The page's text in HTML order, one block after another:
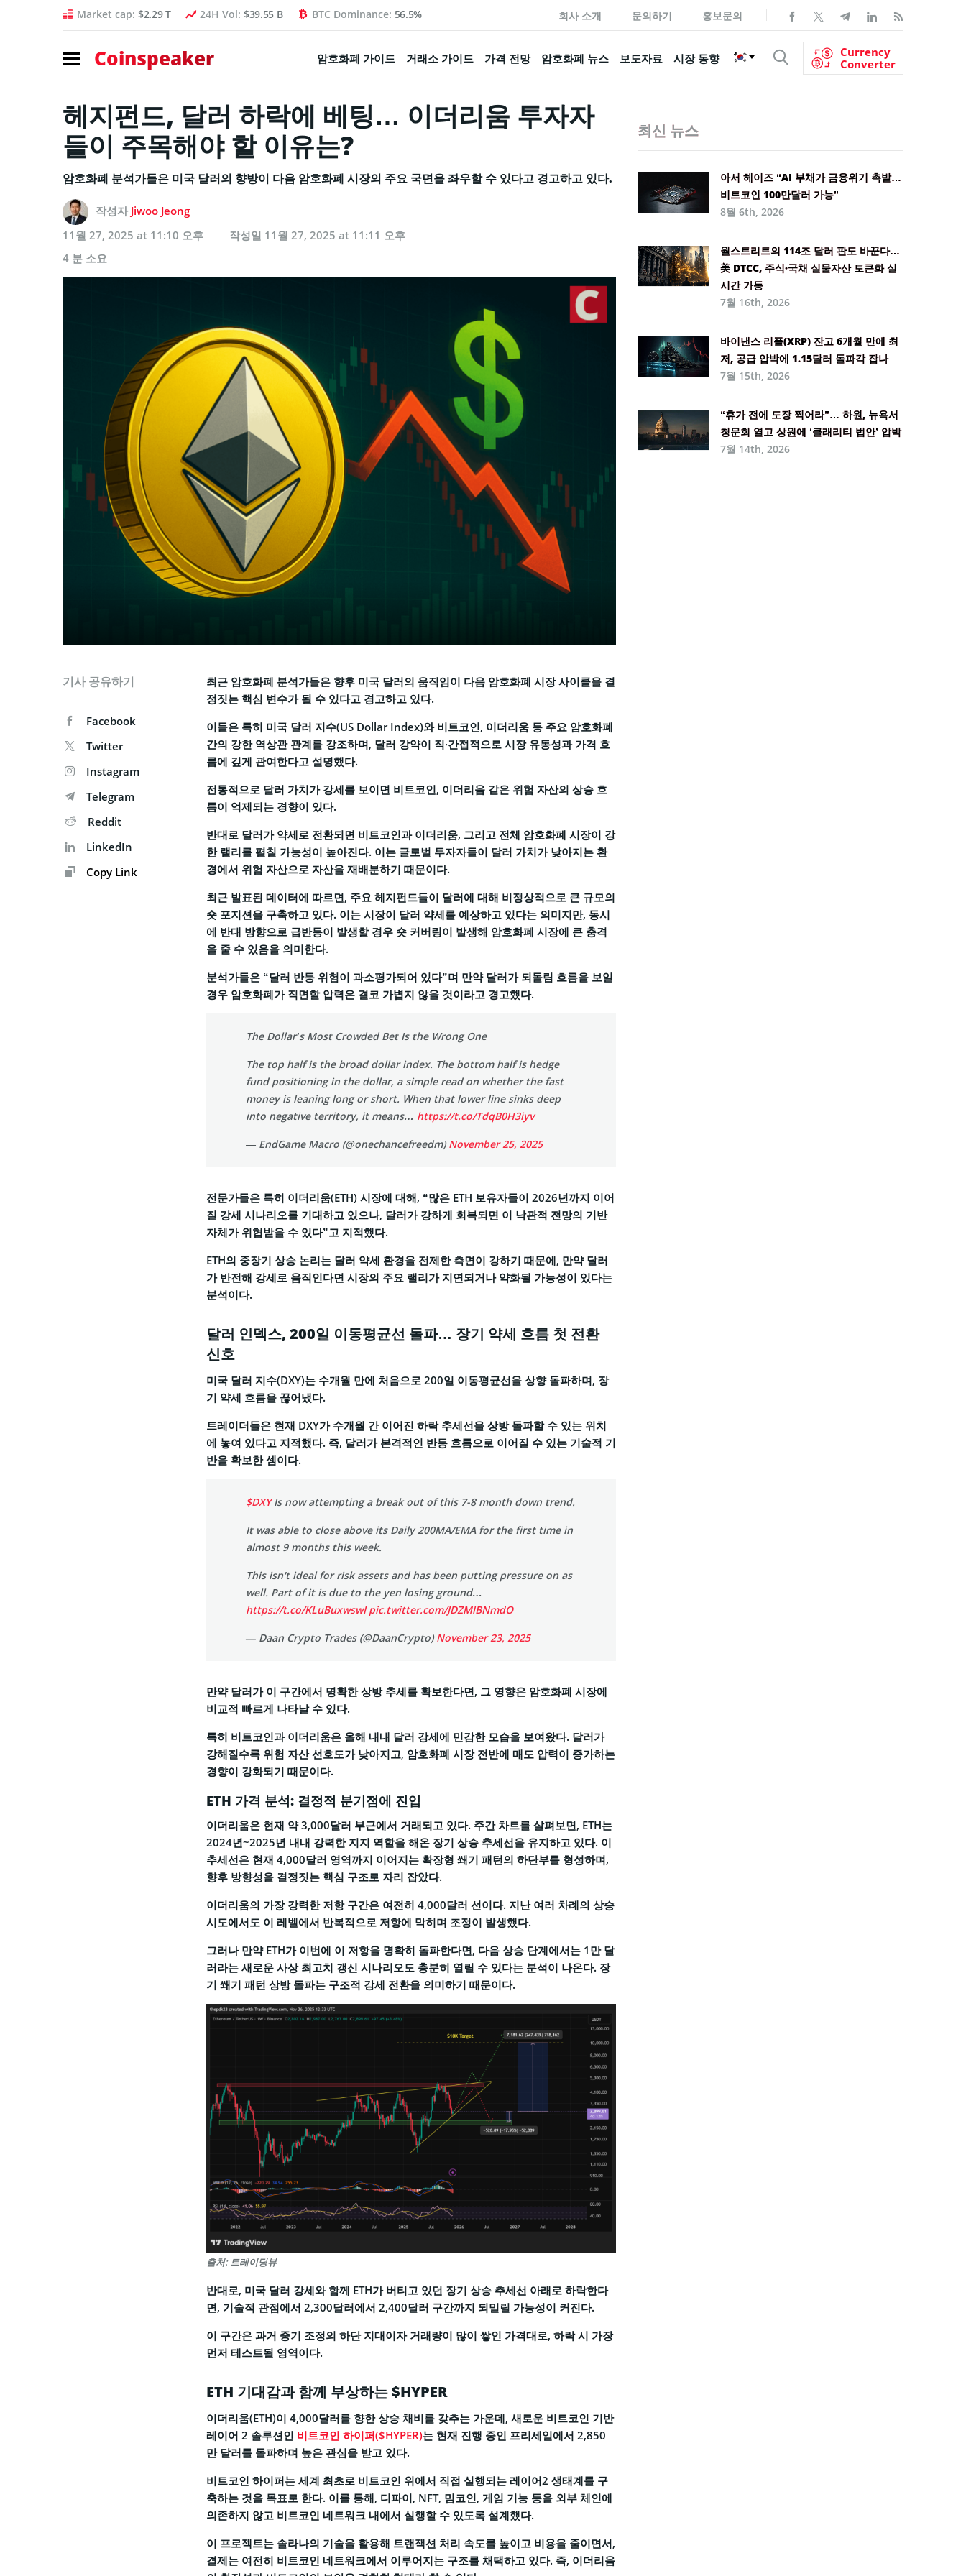
Market cap: $2.29 T 24H Vol: $39.55 B BTC Dominance: 56.5% 회사 소개 문의하기 홍보문의
Coinspeaker 암호화폐 가이드 거래소 가이드 가격 전망 암호화폐 뉴스 보도자료 시장 동향
Currency
Converter
헤지펀드, 달러 하락에 베팅… 이더리움 투자자
들이 주목해야 할 이유는?
암호화폐 분석가들은 미국 달러의 향방이 다음 암호화폐 시장의 주요 국면을 좌우할 수 있다고 경고하고 있다.
작성자 Jiwoo Jeong
11월 27, 2025 at 11:10 오후
작성일 11월 27, 2025 at 11:11 오후
4 분 소요
기사 공유하기
Facebook
Twitter
Instagram
Telegram
Reddit
LinkedIn
Copy Link
최근 암호화폐 분석가들은 향후 미국 달러의 움직임이 다음 암호화폐 시장 사이클을 결
정짓는 핵심 변수가 될 수 있다고 경고하고 있다.
이들은 특히 미국 달러 지수(US Dollar Index)와 비트코인, 이더리움 등 주요 암호화폐
간의 강한 역상관 관계를 강조하며, 달러 강약이 직·간접적으로 시장 유동성과 가격 흐
름에 깊게 관여한다고 설명했다.
전통적으로 달러 가치가 강세를 보이면 비트코인, 이더리움 같은 위험 자산의 상승 흐
름이 억제되는 경향이 있다.
반대로 달러가 약세로 전환되면 비트코인과 이더리움, 그리고 전체 암호화폐 시장이 강
한 랠리를 펼칠 가능성이 높아진다. 이는 글로벌 투자자들이 달러 가치가 낮아지는 환
경에서 위험 자산으로 자산을 재배분하기 때문이다.
최근 발표된 데이터에 따르면, 주요 헤지펀드들이 달러에 대해 비정상적으로 큰 규모의
숏 포지션을 구축하고 있다. 이는 시장이 달러 약세를 예상하고 있다는 의미지만, 동시
에 반대 방향으로 급반등이 발생할 경우 숏 커버링이 발생해 암호화폐 시장에 큰 충격
을 줄 수 있음을 의미한다.
분석가들은 “달러 반등 위험이 과소평가되어 있다”며 만약 달러가 되돌림 흐름을 보일
경우 암호화폐가 직면할 압력은 결코 가볍지 않을 것이라고 경고했다.
The Dollar’s Most Crowded Bet Is the Wrong One
The top half is the broad dollar index. The bottom half is hedge
fund positioning in the dollar, a simple read on whether the fast
money is leaning long or short. When that lower line sinks deep
into negative territory, it means… https://t.co/TdqB0H3iyv
— EndGame Macro (@onechancefreedm)November 25, 2025
전문가들은 특히 이더리움(ETH) 시장에 대해, “많은 ETH 보유자들이 2026년까지 이어
질 강세 시나리오를 기대하고 있으나, 달러가 강하게 회복되면 이 낙관적 전망의 기반
자체가 위협받을 수 있다”고 지적했다.
ETH의 중장기 상승 논리는 달러 약세 환경을 전제한 측면이 강하기 때문에, 만약 달러
가 반전해 강세로 움직인다면 시장의 주요 랠리가 지연되거나 약화될 가능성이 있다는
분석이다.
달러 인덱스, 200일 이동평균선 돌파… 장기 약세 흐름 첫 전환
신호
미국 달러 지수(DXY)는 수개월 만에 처음으로 200일 이동평균선을 상향 돌파하며, 장
기 약세 흐름을 끊어냈다.
트레이더들은 현재 DXY가 수개월 간 이어진 하락 추세선을 상방 돌파할 수 있는 위치
에 놓여 있다고 지적했다. 즉, 달러가 본격적인 반등 흐름으로 이어질 수 있는 기술적 기
반을 확보한 셈이다.
$DXYIs now attempting a break out of this 7-8 month down trend.
It was able to close above its Daily 200MA/EMA for the first time in
almost 9 months this week.
This isn't ideal for risk assets and has been putting pressure on as
well. Part of it is due to the yen losing ground…
https://t.co/KLuBuxwswI pic.twitter.com/JDZMlBNmdO
— Daan Crypto Trades (@DaanCrypto)November 23, 2025
만약 달러가 이 구간에서 명확한 상방 추세를 확보한다면, 그 영향은 암호화폐 시장에
비교적 빠르게 나타날 수 있다.
특히 비트코인과 이더리움은 올해 내내 달러 강세에 민감한 모습을 보여왔다. 달러가
강해질수록 위험 자산 선호도가 낮아지고, 암호화폐 시장 전반에 매도 압력이 증가하는
경향이 강화되기 때문이다.
ETH 가격 분석: 결정적 분기점에 진입
이더리움은 현재 약 3,000달러 부근에서 거래되고 있다. 주간 차트를 살펴보면, ETH는
2024년~2025년 내내 강력한 지지 역할을 해온 장기 상승 추세선을 유지하고 있다. 이
추세선은 현재 4,000달러 영역까지 이어지는 확장형 쐐기 패턴의 하단부를 형성하며,
향후 방향성을 결정짓는 핵심 구조로 자리 잡았다.
이더리움의 가장 강력한 저항 구간은 여전히 4,000달러 선이다. 지난 여러 차례의 상승
시도에서도 이 레벨에서 반복적으로 저항에 막히며 조정이 발생했다.
그러나 만약 ETH가 이번에 이 저항을 명확히 돌파한다면, 다음 상승 단계에서는 1만 달
러라는 새로운 사상 최고치 갱신 시나리오도 충분히 열릴 수 있다는 분석이 나온다. 장
기 쐐기 패턴 상방 돌파는 구조적 강세 전환을 의미하기 때문이다.
출처: 트레이딩뷰
반대로, 미국 달러 강세와 함께 ETH가 버티고 있던 장기 상승 추세선 아래로 하락한다
면, 기술적 관점에서 2,300달러에서 2,400달러 구간까지 되밀릴 가능성이 커진다.
이 구간은 과거 중기 조정의 하단 지대이자 거래량이 많이 쌓인 가격대로, 하락 시 가장
먼저 테스트될 영역이다.
ETH 기대감과 함께 부상하는 $HYPER
이더리움(ETH)이 4,000달러를 향한 상승 채비를 갖추는 가운데, 새로운 비트코인 기반
레이어 2 솔루션인 비트코인 하이퍼($HYPER)는 현재 진행 중인 프리세일에서 2,850
만 달러를 돌파하며 높은 관심을 받고 있다.
비트코인 하이퍼는 세계 최초로 비트코인 위에서 직접 실행되는 레이어2 생태계를 구
축하는 것을 목표로 한다. 이를 통해, 디파이, NFT, 밈코인, 게임 기능 등을 외부 체인에
의존하지 않고 비트코인 네트워크 내에서 실행할 수 있도록 설계했다.
이 프로젝트는 솔라나의 기술을 활용해 트랜잭션 처리 속도를 높이고 비용을 줄이면서,
결제는 여전히 비트코인 네트워크에서 이루어지는 구조를 채택하고 있다. 즉, 이더리움
최신 뉴스
아서 헤이즈 “AI 부채가 금융위기 촉발…
비트코인 100만달러 가능”
8월 6th, 2026
월스트리트의 114조 달러 판도 바꾼다…
美 DTCC, 주식·국채 실물자산 토큰화 실
시간 가동
7월 16th, 2026
바이낸스 리플(XRP) 잔고 6개월 만에 최
저, 공급 압박에 1.15달러 돌파각 잡나
7월 15th, 2026
“휴가 전에 도장 찍어라”… 하원, 뉴욕서
청문회 열고 상원에 ‘클래리티 법안’ 압박
7월 14th, 2026